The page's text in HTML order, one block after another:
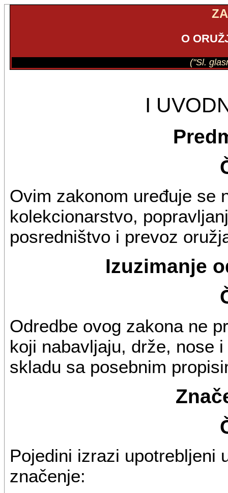
O
("Sl.
I
Ovim zakonom uređuje se
kolekcionarstvo,
posredništvo i prevoz
Izuzimanje
Odredbe ovog zakona ne
koji nabavljaju, drže, nose
skladu sa posebnim
Pojedini izrazi upotrebljeni
značenje: